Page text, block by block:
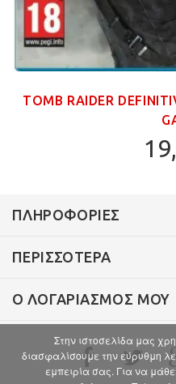
TOMB RAIDER
ΠΛΗΡΟΦΟΡΊΕΣ
ΠΕΡΙΣΣΌΤΕΡΑ
Ο ΛΟΓΑΡΙΑΣΜΌΣ ΜΟΥ
Στην ιστοσελίδα μας
διασφαλίσουμε την εύρυθμη
εμπειρία σας. Για να